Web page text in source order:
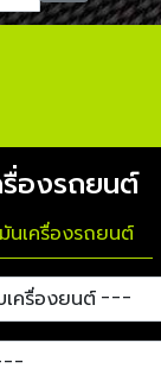
รื่องรถยนต์
นเครื่องรถยนต์